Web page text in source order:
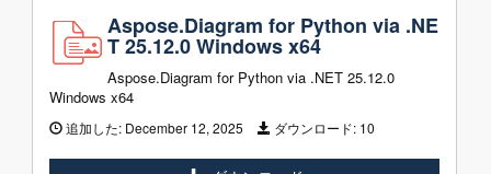
Aspose.Diagram for Python via .NE
T 25.12.0 Windows x64
Aspose.Diagram for Python via .NET 25.12.0
Windows x64
追加した: December 12, 2025 ダウンロード: 10